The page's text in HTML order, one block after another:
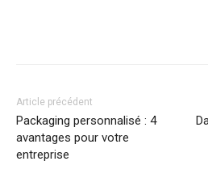
Article précédent
Packaging personnalisé : 4
avantages pour votre
entreprise